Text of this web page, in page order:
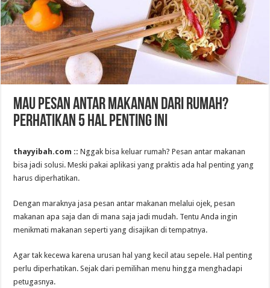
Mau Pesan Antar Makanan dari Rumah?
Perhatikan 5 Hal Penting Ini
thayyibah.com ::Nggak bisa keluar rumah? Pesan antar makanan
bisa jadi solusi. Meski pakai aplikasi yang praktis ada hal penting yang
harus diperhatikan.
Dengan maraknya jasa pesan antar makanan melalui ojek, pesan
makanan apa saja dan di mana saja jadi mudah. Tentu Anda ingin
menikmati makanan seperti yang disajikan di tempatnya.
Agar tak kecewa karena urusan hal yang kecil atau sepele. Hal penting
perlu diperhatikan. Sejak dari pemilihan menu hingga menghadapi
petugasnya.